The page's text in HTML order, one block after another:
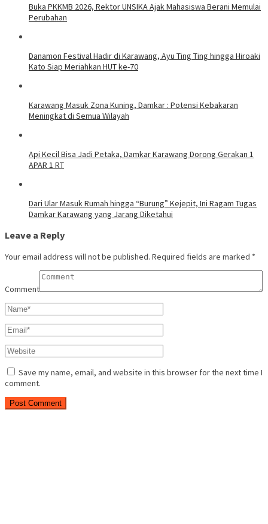
Buka PKKMB 2026, Rektor UNSIKA Ajak Mahasiswa Berani Memulai
Perubahan
Danamon Festival Hadir di Karawang, Ayu Ting Ting hingga Hiroaki
Kato Siap Meriahkan HUT ke-70
Karawang Masuk Zona Kuning, Damkar : Potensi Kebakaran
Meningkat di Semua Wilayah
Api Kecil Bisa Jadi Petaka, Damkar Karawang Dorong Gerakan 1
APAR 1 RT
Dari Ular Masuk Rumah hingga “Burung” Kejepit, Ini Ragam Tugas
Damkar Karawang yang Jarang Diketahui
Leave a Reply
Your email address will not be published. Required fields are marked *
Comment
Save my name, email, and website in this browser for the next time I
comment.